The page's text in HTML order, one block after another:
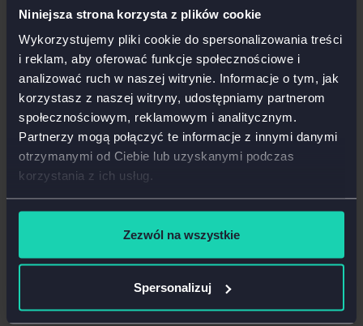
Niniejsza strona korzysta z plików cookie
Wykorzystujemy pliki cookie do spersonalizowania treści
i reklam, aby oferować funkcje społecznościowe i
analizować ruch w naszej witrynie. Informacje o tym, jak
korzystasz z naszej witryny, udostępniamy partnerom
społecznościowym, reklamowym i analitycznym.
Partnerzy mogą połączyć te informacje z innymi danymi
otrzymanymi od Ciebie lub uzyskanymi podczas
korzystania z ich usług.
Zezwól na wszystkie
Spersonalizuj
Testujcie te rozwiązania (np. przeprowadzajcie testy
witrynie
Taki funkcjonalny i metodyczny proces pomoże Wam
stworzyć oprogramowanie, które naprawdę odpowiada
na potrzeby użytkowników.
Przykład optymalizowania UX w e-
commerce
odwiedzających cofa się z checkoutu do koszyka.
Ewidentnie jest tu jakiś problem. Sprawdziłem więc, czy